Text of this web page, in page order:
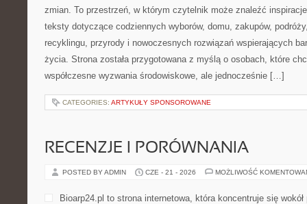
zmian. To przestrzeń, w którym czytelnik może znaleźć
teksty dotyczące codziennych wyborów, domu, zakupów,
recyklingu, przyrody i nowoczesnych rozwiązań wspierających
życia. Strona została przygotowana z myślą o osobach, które
współczesne wyzwania środowiskowe, ale jednocześnie […]
CATEGORIES: ARTYKUŁY SPONSOROWANE
RECENZJE I PORÓWNANIA
POSTED BY ADMIN CZE - 21 - 2026 MOŻLIWOŚĆ
Bioarp24.pl to strona internetowa, która koncentruje się